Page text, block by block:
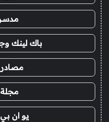
باك لينك
مصادر
مجلة
يو ان